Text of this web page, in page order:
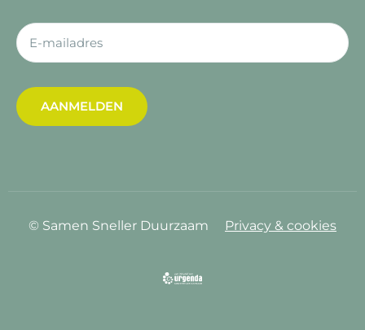
AANMELDEN
© Samen Sneller Duurzaam Privacy & cookies